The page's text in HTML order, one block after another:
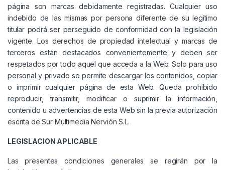
página son marcas debidamente registradas. Cualquier uso
indebido de las mismas por persona diferente de su legítimo
titular podrá ser perseguido de conformidad con la legislación
vigente. Los derechos de propiedad intelectual y marcas de
terceros están destacados convenientemente y deben ser
respetados por todo aquel que acceda a la Web. Solo para uso
personal y privado se permite descargar los contenidos, copiar
o imprimir cualquier página de esta Web. Queda prohibido
reproducir, transmitir, modificar o suprimir la información,
contenido u advertencias de esta Web sin la previa autorización
escrita de Sur Multimedia Nervión S.L.
LEGISLACION APLICABLE
Las presentes condiciones generales se regirán por la